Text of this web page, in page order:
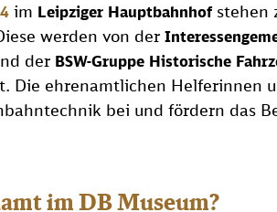
im Leipziger Hauptbahnhof stehen
werden von der
der BSW-Gruppe Historische
Die ehrenamtlichen Helferinnen
bei und fördern das
im DB Museum?